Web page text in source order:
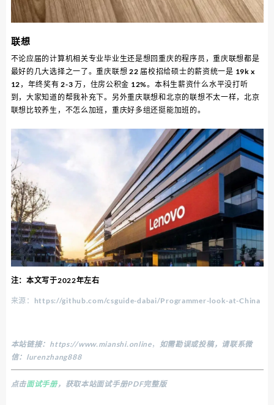
联想
不论应届的计算机相关专业毕业生还是想回重庆的程序员，重庆联想都是
最好的几大选择之一了。重庆联想 22 届校招给硕士的薪资统一是 19k x
12，年终奖有 2-3 万，住房公积金 12%。本科生薪资什么水平没打听
到，大家知道的帮我补充下。另外重庆联想和北京的联想不太一样，北京
联想比较养生，不怎么加班，重庆好多组还挺能加班的。
注：本文写于2022年左右
来源：https://github.com/csguide-dabai/Programmer-look-at-China
本站链接： https://www.mianshi.online，
如需勘误或投稿，请联系微
信：lurenzhang888
点击面试手册，获取本站面试手册PDF完整版